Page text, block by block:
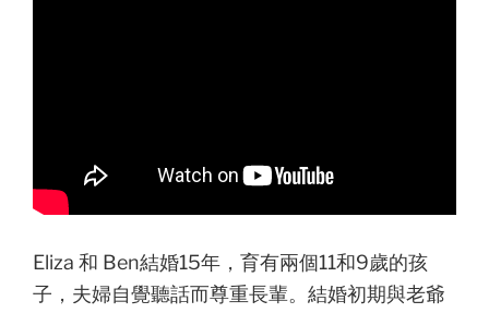
Eliza 和 Ben結婚15年，育有兩個11和9歲的孩
子，夫婦自覺聽話而尊重長輩。結婚初期與老爺